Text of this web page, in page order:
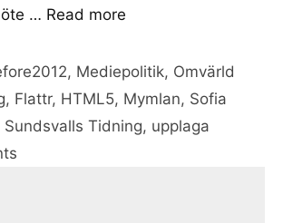
… Read more
, Mediepolitik, Omvärld
, Flattr, HTML5, Mymlan, Sofia
Sundsvalls Tidning, upplaga